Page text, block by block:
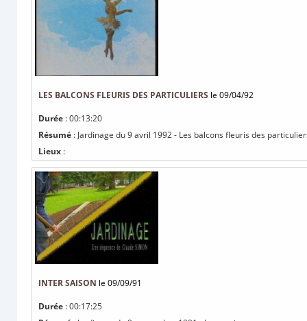
LES BALCONS FLEURIS DES PARTICULIERS le 09/04/92
Durée : 00:13:20
Résumé : Jardinage du 9 avril 1992 - Les balcons fleuris des
Lieux :
INTER SAISON le 09/09/91
Durée : 00:17:25